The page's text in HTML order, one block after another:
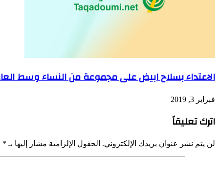
الاعتداء بسلاح ابيض على مجموعة من النساء وسط
فبراير 3, 2019
اترك تعليقاً
لن يتم نشر عنوان بريدك الإلكتروني. الحقول الإلزامية مشار إليها بـ *